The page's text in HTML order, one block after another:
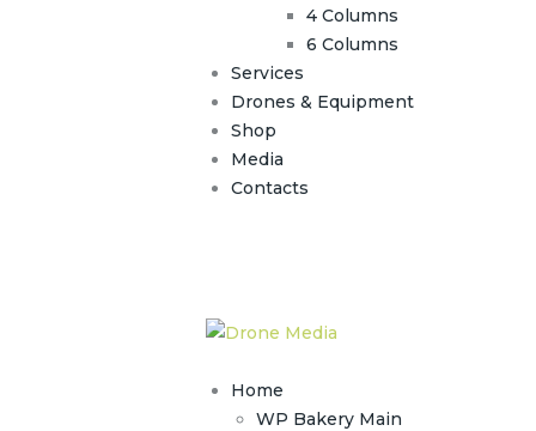
4 Columns
6 Columns
Services
Drones & Equipment
Shop
Media
Contacts
Home
WP Bakery Main